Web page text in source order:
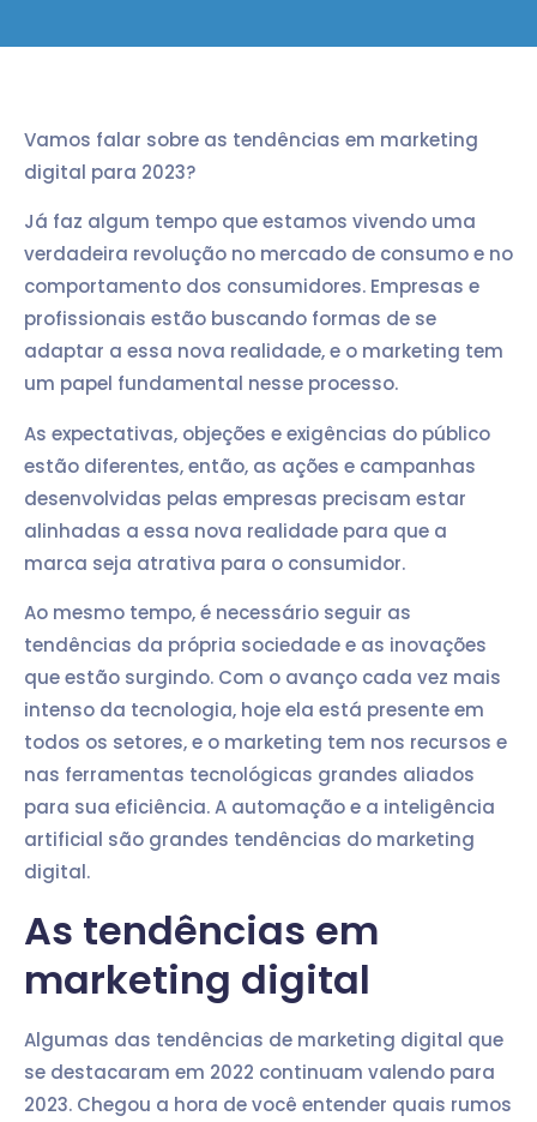
Vamos falar sobre as tendências em marketing
digital para 2023?
Já faz algum tempo que estamos vivendo uma
verdadeira revolução no mercado de consumo e no
comportamento dos consumidores. Empresas e
profissionais estão buscando formas de se
adaptar a essa nova realidade, e o marketing tem
um papel fundamental nesse processo.
As expectativas, objeções e exigências do público
estão diferentes, então, as ações e campanhas
desenvolvidas pelas empresas precisam estar
alinhadas a essa nova realidade para que a
marca seja atrativa para o consumidor.
Ao mesmo tempo, é necessário seguir as
tendências da própria sociedade e as inovações
que estão surgindo. Com o avanço cada vez mais
intenso da tecnologia, hoje ela está presente em
todos os setores, e o marketing tem nos recursos e
nas ferramentas tecnológicas grandes aliados
para sua eficiência. A automação e a inteligência
artificial são grandes tendências do marketing
digital.
As tendências em
marketing digital
Algumas das tendências de marketing digital que
se destacaram em 2022 continuam valendo para
2023. Chegou a hora de você entender quais rumos